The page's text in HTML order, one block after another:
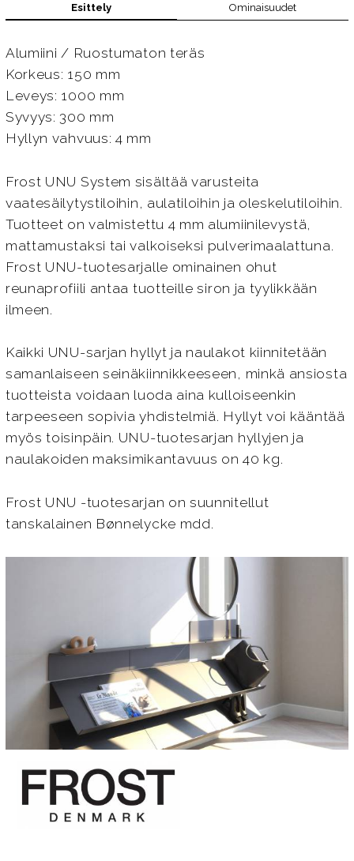
Esittely Ominaisuudet
Alumiini / Ruostumaton teräs
Korkeus: 150 mm
Leveys: 1000 mm
Syvyys: 300 mm
Hyllyn vahvuus: 4 mm
Frost UNU System sisältää varusteita
vaatesäilytystiloihin, aulatiloihin ja oleskelutiloihin.
Tuotteet on valmistettu 4 mm alumiinilevystä,
mattamustaksi tai valkoiseksi pulverimaalattuna.
Frost UNU-tuotesarjalle ominainen ohut
reunaprofiili antaa tuotteille siron ja tyylikkään
ilmeen.
Kaikki UNU-sarjan hyllyt ja naulakot kiinnitetään
samanlaiseen seinäkiinnikkeeseen, minkä ansiosta
tuotteista voidaan luoda aina kulloiseenkin
tarpeeseen sopivia yhdistelmiä. Hyllyt voi kääntää
myös toisinpäin. UNU-tuotesarjan hyllyjen ja
naulakoiden maksimikantavuus on 40 kg.
Frost UNU -tuotesarjan on suunnitellut
tanskalainen Bønnelycke mdd.